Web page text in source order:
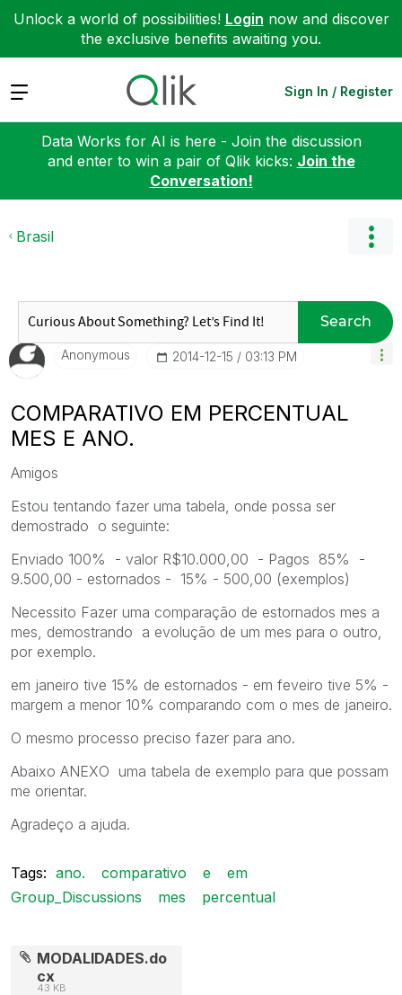
Unlock a world of possibilities! Login now and discover
the exclusive benefits awaiting you.
Expand Sign In / Register
Data Works for AI is here - Join the discussion
and enter to win a pair of Qlik kicks: Join the
Conversation!
Brasil
Search
Anonymous ‎2014-12-15 03:13 PM
COMPARATIVO EM PERCENTUAL
MES E ANO.
Amigos
Estou tentando fazer uma tabela, onde possa ser
demostrado o seguinte:
Enviado 100% - valor R$10.000,00 - Pagos 85% -
9.500,00 - estornados - 15% - 500,00 (exemplos)
Necessito Fazer uma comparação de estornados mes a
mes, demostrando a evolução de um mes para o outro,
por exemplo.
em janeiro tive 15% de estornados - em feveiro tive 5% -
margem a menor 10% comparando com o mes de janeiro.
O mesmo processo preciso fazer para ano.
Abaixo ANEXO uma tabela de exemplo para que possam
me orientar.
Agradeço a ajuda.
Tags: ano. comparativo e
em
Group_Discussions
mes percentual
MODALIDADES.do
cx
43 KB